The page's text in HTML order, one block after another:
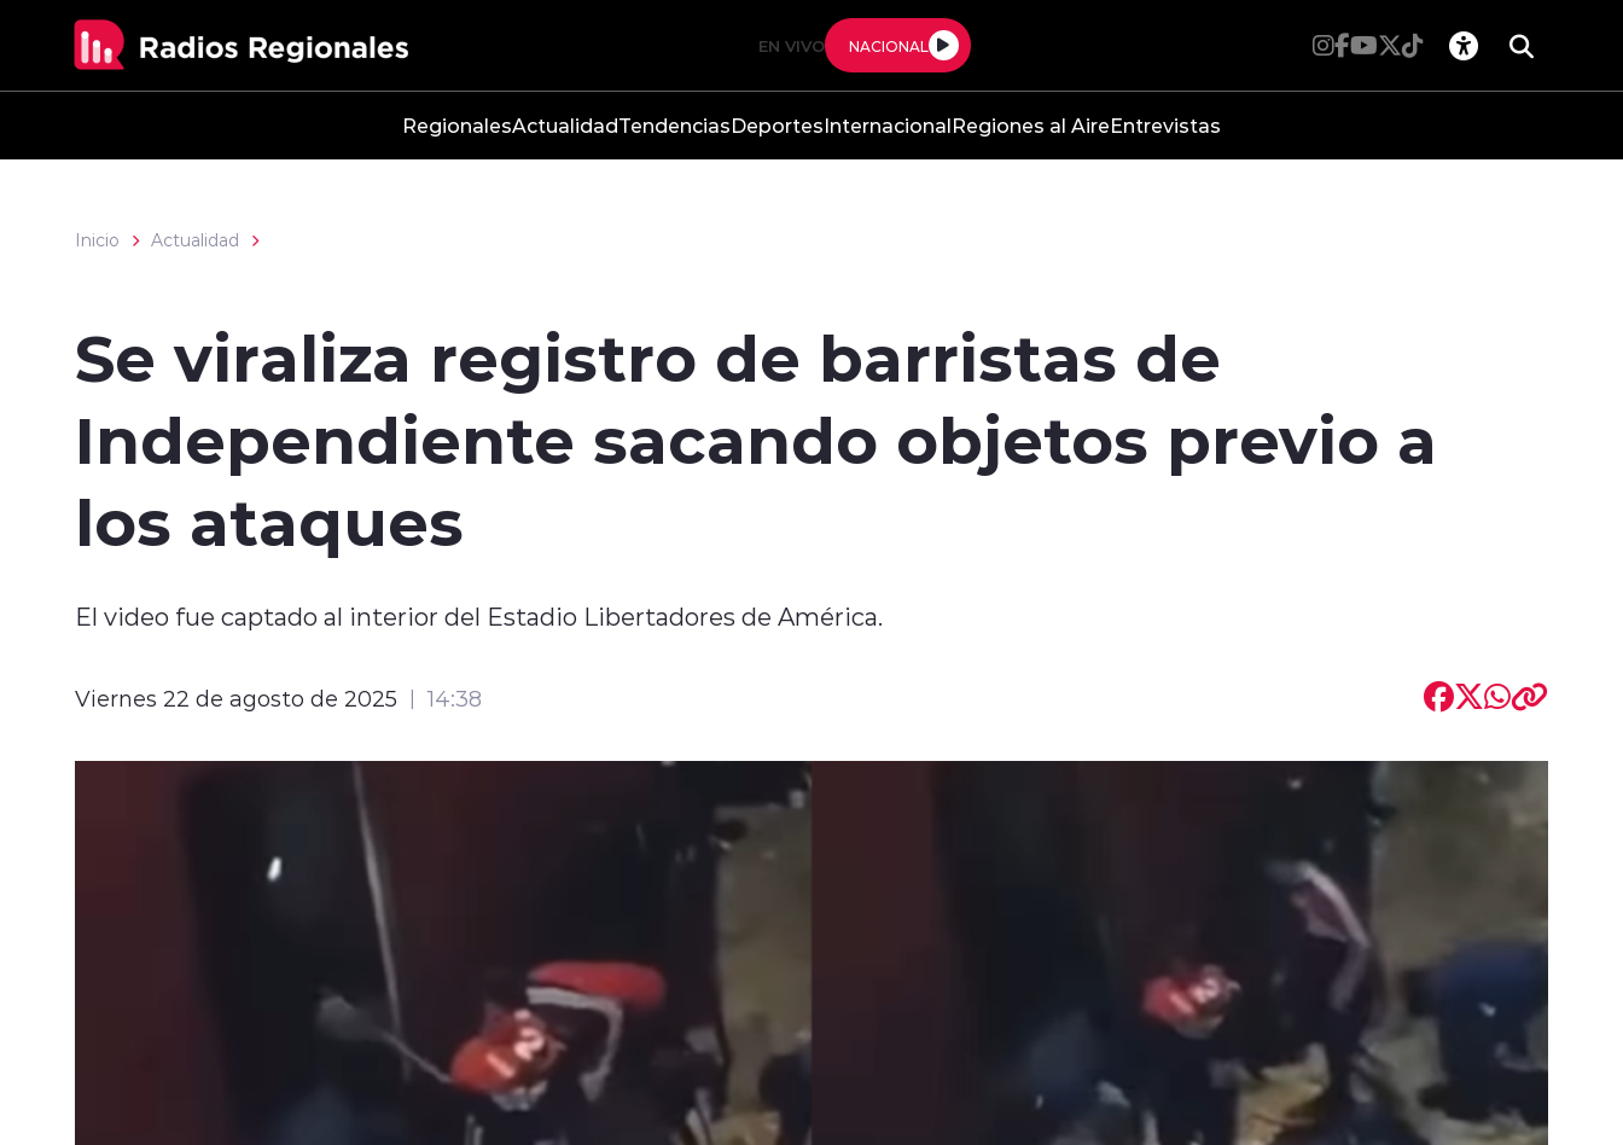
EN VIVO NACIONAL
RegionalesActualidadTendenciasDeportesInternacionalRegiones al AireEntrevistas
Inicio Actualidad
Se viraliza registro de barristas de
Independiente sacando objetos previo a
los ataques
El video fue captado al interior del Estadio Libertadores de América.
Viernes 22 de agosto de 2025 14:38